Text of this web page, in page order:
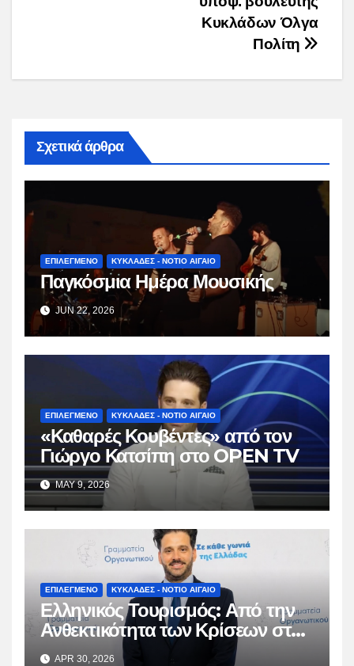
Κυκλάδων Όλγα
Πολίτη
Σχετικά άρθρα
ΕΠΙΛΕΓΜΕΝΟ ΚΥΚΛΑΔΕΣ - ΝΟΤΙΟ ΑΙΓΑΙΟ
Παγκόσμια Ημέρα Μουσικής
JUN 22, 2026
ΕΠΙΛΕΓΜΕΝΟ ΚΥΚΛΑΔΕΣ - ΝΟΤΙΟ ΑΙΓΑΙΟ
«Καθαρές Κουβέντες» από τον
Γιώργο Κατσίπη στο OPEN TV
MAY 9, 2026
ΕΠΙΛΕΓΜΕΝΟ ΚΥΚΛΑΔΕΣ - ΝΟΤΙΟ ΑΙΓΑΙΟ
Ελληνικός Τουρισμός: Από την
Ανθεκτικότητα των Κρίσεων στη
Βιώσιμη Ωρίμαση
APR 30, 2026